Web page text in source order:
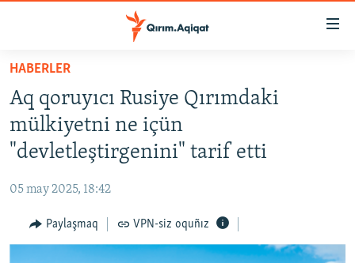
Esas
qaytmaq
Baş
navigatsiyağa
qaytmaq
Qıdıruvğa
qaytmaq
SİYASET
İQTİSADİYAT
MEDENİYET
İNSAN AQLARI
HABERLER
Aq qoruyıcı Rusiye Qırımdaki
mülkiyetni ne içün
"devletleştirgenini" tarif etti
05 may 2025, 18:42
Paylaşmaq VPN-siz oquñız